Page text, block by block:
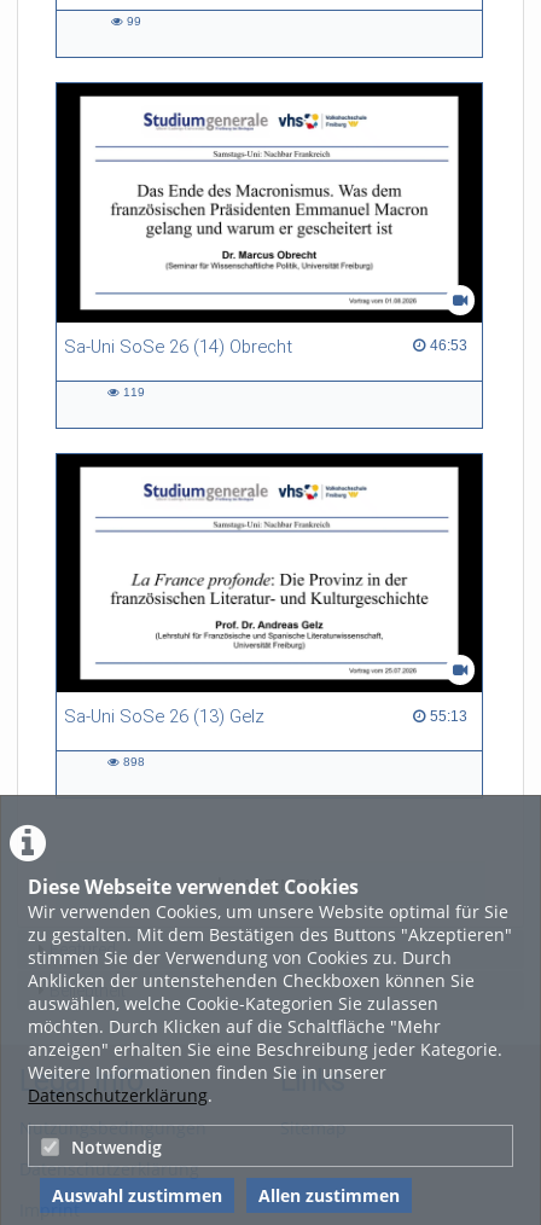
Diese Webseite verwendet Cookies
Wir verwenden Cookies, um unsere Website optimal für Sie
zu gestalten. Mit dem Bestätigen des Buttons "Akzeptieren"
stimmen Sie der Verwendung von Cookies zu. Durch
Anklicken der untenstehenden Checkboxen können Sie
auswählen, welche Cookie-Kategorien Sie zulassen
möchten. Durch Klicken auf die Schaltfläche "Mehr
anzeigen" erhalten Sie eine Beschreibung jeder Kategorie.
Weitere Informationen finden Sie in unserer
Datenschutzerklärung.
Notwendig
Auswahl zustimmen Allen zustimmen
99
Sa-Uni SoSe 26 (14) Obrecht 46:53
46:53 duration
119
Sa-Uni SoSe 26 (13) Gelz 55:13
55:13 duration
898
LADE MEHR
Featured
Beliebtheit
Legal Info
Nutzungsbedingungen
Datenschutzerklärung
Imprint
Links
Sitemap